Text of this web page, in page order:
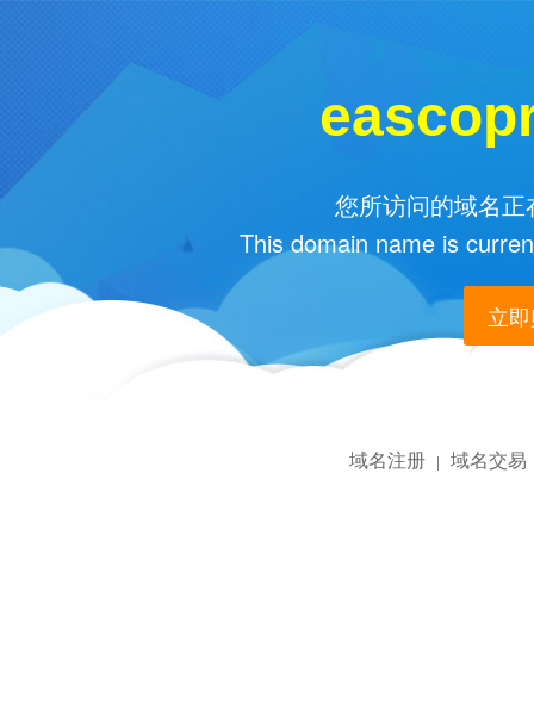
您所访问的域名
This domain name is
立
域名注册 | 域名交易